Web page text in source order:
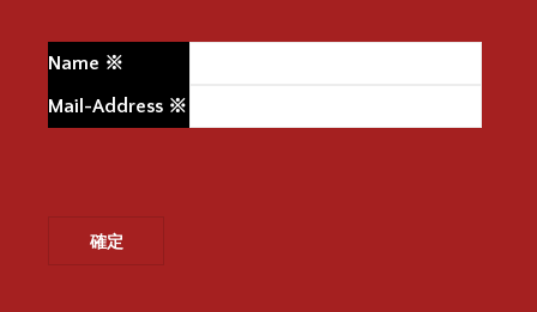
Name ※
Mail-Address ※